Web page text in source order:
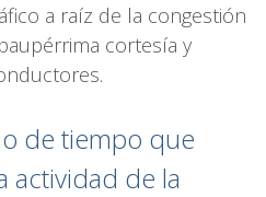
a raíz de la congestión
cortesía y
de tiempo que
actividad de la